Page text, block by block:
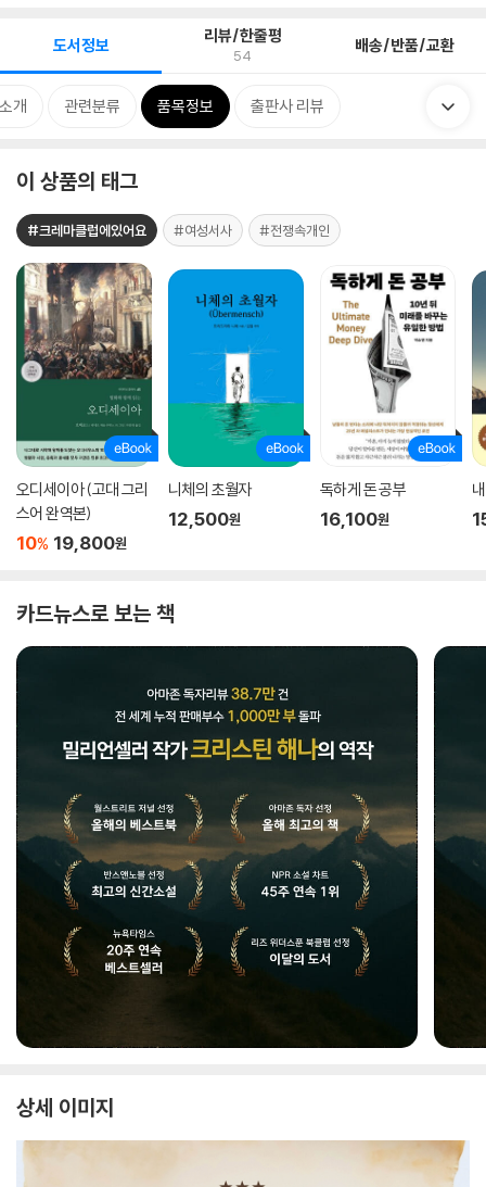
도서정보 리뷰/한줄평
54 배송/반품/교환
개 관련분류 품목정보 출판사 리뷰
이 상품의 태그
#크레마클럽에있어요 #여성서사 #전쟁속개인
오디세이아 (고대 그리
스어 완역본)
10% 19,800원
니체의 초월자
12,500원
독하게 돈 공부
16,100원
카드뉴스로 보는 책
상세 이미지